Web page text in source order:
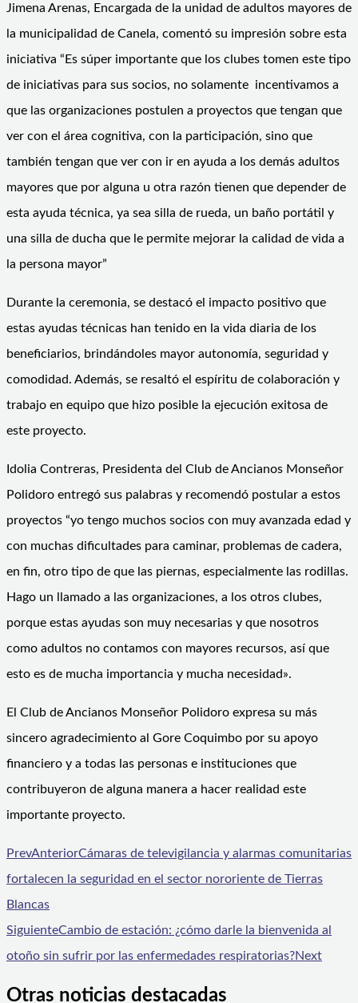
Jimena Arenas, Encargada de la unidad de adultos mayores de
la municipalidad de Canela, comentó su impresión sobre esta
iniciativa “Es súper importante que los clubes tomen este tipo
de iniciativas para sus socios, no solamente incentivamos a
que las organizaciones postulen a proyectos que tengan que
ver con el área cognitiva, con la participación, sino que
también tengan que ver con ir en ayuda a los demás adultos
mayores que por alguna u otra razón tienen que depender de
esta ayuda técnica, ya sea silla de rueda, un baño portátil y
una silla de ducha que le permite mejorar la calidad de vida a
la persona mayor”
Durante la ceremonia, se destacó el impacto positivo que
estas ayudas técnicas han tenido en la vida diaria de los
beneficiarios, brindándoles mayor autonomía, seguridad y
comodidad. Además, se resaltó el espíritu de colaboración y
trabajo en equipo que hizo posible la ejecución exitosa de
este proyecto.
Idolia Contreras, Presidenta del Club de Ancianos Monseñor
Polidoro entregó sus palabras y recomendó postular a estos
proyectos “yo tengo muchos socios con muy avanzada edad y
con muchas dificultades para caminar, problemas de cadera,
en fin, otro tipo de que las piernas, especialmente las rodillas.
Hago un llamado a las organizaciones, a los otros clubes,
porque estas ayudas son muy necesarias y que nosotros
como adultos no contamos con mayores recursos, así que
esto es de mucha importancia y mucha necesidad».
El Club de Ancianos Monseñor Polidoro expresa su más
sincero agradecimiento al Gore Coquimbo por su apoyo
financiero y a todas las personas e instituciones que
contribuyeron de alguna manera a hacer realidad este
importante proyecto.
PrevAnteriorCámaras de televigilancia y alarmas comunitarias
fortalecen la seguridad en el sector nororiente de Tierras
Blancas
SiguienteCambio de estación: ¿cómo darle la bienvenida al
otoño sin sufrir por las enfermedades respiratorias?Next
Otras noticias destacadas